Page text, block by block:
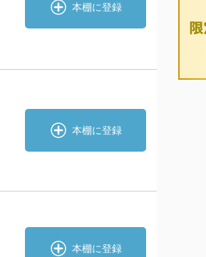
本棚に登録
本棚に登録
本棚に登録